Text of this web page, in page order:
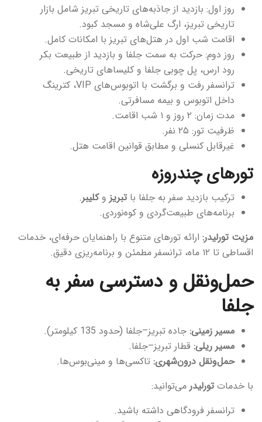
روز اول: بازدید از جاذبه‌های تاریخی تبریز شامل بازار
تاریخی تبریز، ارگ علی‌شاه و مسجد کبود.
اقامت شب اول در هتل‌های تبریز با امکانات کامل.
روز دوم: حرکت به سمت جلفا و بازدید از طبیعت بکر
رود ارس، پل چوبی جلفا و کلیساهای تاریخی.
ترانسفر رفت و برگشت با اتوبوس‌های VIP، کترینگ
داخل اتوبوس و بیمه مسافرتی.
مدت زمان: ۲ روز و ۱ شب اقامت.
ظرفیت تور: ۲۵ نفر.
غیرقابل کنسلی و مطابق قوانین اقامت هتل.
تورهای چندروزه
ترکیب بازدید سفر به جلفا با تبریز وکلیبر.
برنامه‌های طبیعت‌گردی و کوه‌نوردی.
مزیت تورلیدر: ارائه تورهای متنوع با راهنمایان حرفه‌ای، خدمات
اقساطی تا ۱۲ ماه، ترانسفر مطمئن و برنامه‌ریزی دقیق.
حمل‌ونقل و دسترسی سفر به
جلفا
مسیر زمینی: جاده تبریز–جلفا (حدود 135 کیلومتر).
مسیر ریلی: قطار تبریز–جلفا.
حمل‌ونقل درون‌شهری: تاکسی‌ها و مینی‌بوس‌ها.
با خدمات تورلیدر می‌توانید:
ترانسفر فرودگاهی داشته باشید.